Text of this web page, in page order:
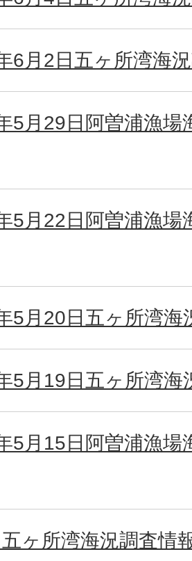
6月2日五ヶ所湾海
5月29日阿曽浦漁場
5月22日阿曽浦漁場
5月20日五ヶ所湾海
5月19日五ヶ所湾海
5月15日阿曽浦漁場
ヶ所湾海況調査情